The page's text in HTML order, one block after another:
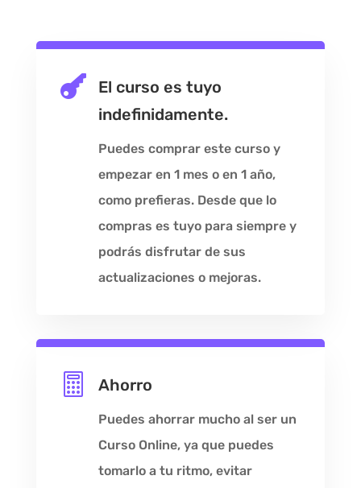

El curso es tuyo
indefinidamente.
Puedes comprar este curso y
empezar en 1 mes o en 1 año,
como prefieras. Desde que lo
compras es tuyo para siempre y
podrás disfrutar de sus
actualizaciones o mejoras.
 Ahorro
Puedes ahorrar mucho al ser un
Curso Online, ya que puedes
tomarlo a tu ritmo, evitar